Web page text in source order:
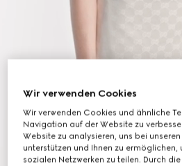
7
Wir verwenden Cookies
Wir verwenden Cookies und ähnliche
Navigation auf der Website zu
Website zu analysieren, uns bei
unterstützen und Ihnen zu ermöglichen,
sozialen Netzwerken zu teilen. Durch